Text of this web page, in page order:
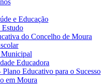
e Educação
Estudo
do Concelho de Moura
Educadora
Educativo para o Sucesso
em Moura